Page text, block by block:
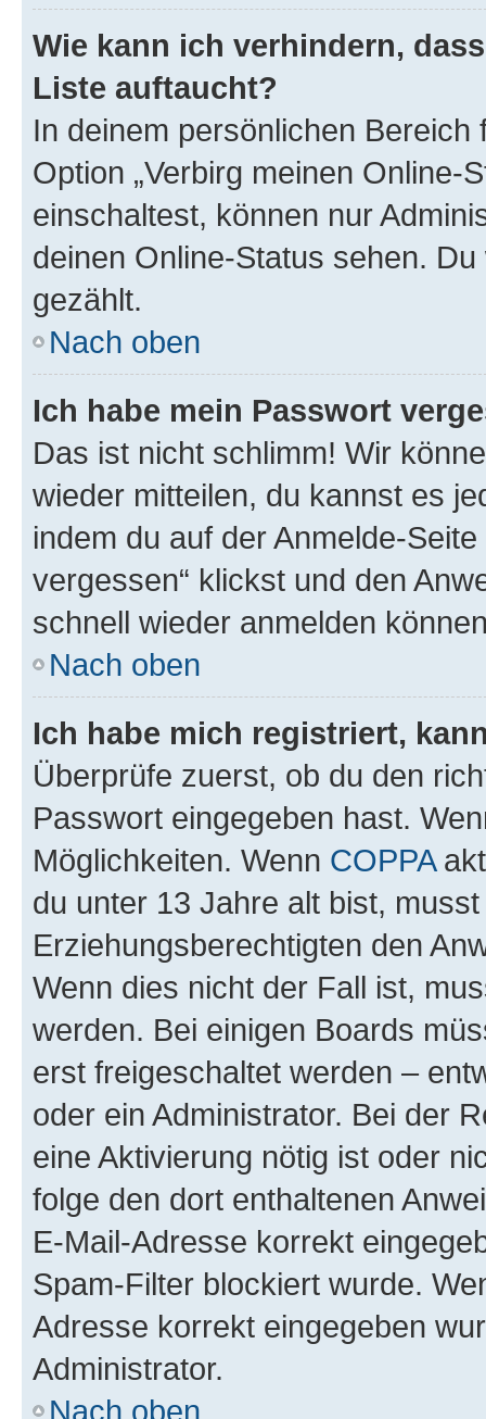
Wie kann ich verhindern,
Liste auftaucht?
In deinem persönlichen
Option „Verbirg meinen Online-
einschaltest, können nur
deinen Online-Status sehen.
gezählt.
Nach oben
Ich habe mein Passwort
Das ist nicht schlimm! Wir
wieder mitteilen, du kannst es
indem du auf der Anmelde-
vergessen“ klickst und den
schnell wieder anmelden
Nach oben
Ich habe mich registriert,
Überprüfe zuerst, ob du den
Passwort eingegeben hast.
Möglichkeiten. Wenn COPPA
du unter 13 Jahre alt bist,
Erziehungsberechtigten den
Wenn dies nicht der Fall ist,
werden. Bei einigen Boards
erst freigeschaltet werden –
oder ein Administrator. Bei der
eine Aktivierung nötig ist oder
folge den dort enthaltenen
E-Mail-Adresse korrekt
Spam-Filter blockiert wurde.
Adresse korrekt eingegeben
Administrator.
Nach oben